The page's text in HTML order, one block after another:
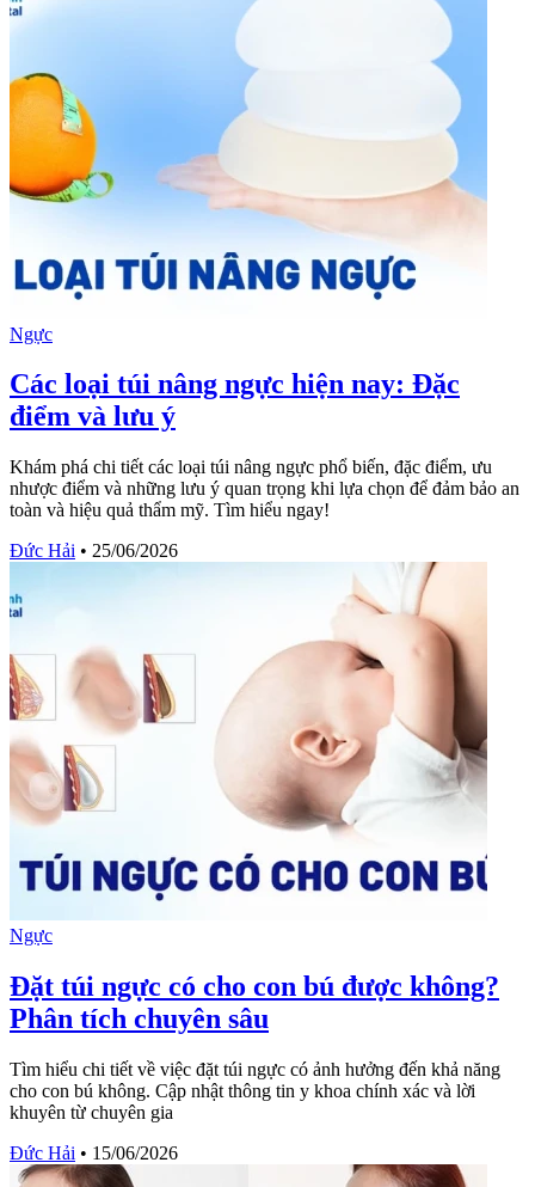
Ngực
Các loại túi nâng ngực hiện nay: Đặc
điểm và lưu ý
Khám phá chi tiết các loại túi nâng ngực phổ biến, đặc điểm, ưu
nhược điểm và những lưu ý quan trọng khi lựa chọn để đảm bảo an
toàn và hiệu quả thẩm mỹ. Tìm hiểu ngay!
Đức Hải • 25/06/2026
Ngực
Đặt túi ngực có cho con bú được không?
Phân tích chuyên sâu
Tìm hiểu chi tiết về việc đặt túi ngực có ảnh hưởng đến khả năng
cho con bú không. Cập nhật thông tin y khoa chính xác và lời
khuyên từ chuyên gia
Đức Hải • 15/06/2026